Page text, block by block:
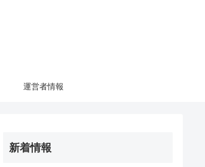
運営者情報
新着情報